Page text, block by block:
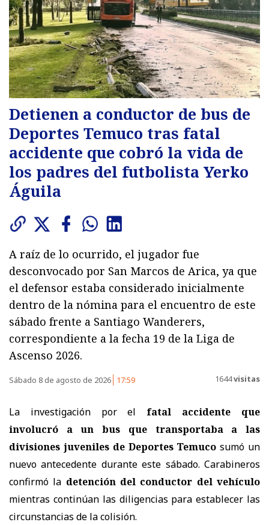
Detienen a conductor de bus de
Deportes Temuco tras fatal
accidente que cobró la vida de
los padres del futbolista Yerko
Águila
A raíz de lo ocurrido, el jugador fue
desconvocado por San Marcos de Arica, ya que
el defensor estaba considerado inicialmente
dentro de la nómina para el encuentro de este
sábado frente a Santiago Wanderers,
correspondiente a la fecha 19 de la Liga de
Ascenso 2026.
Sábado 8 de agosto de 2026 17:59 1644visitas
La investigación por el fatal accidente que
involucró a un bus que transportaba a las
divisiones juveniles de Deportes Temuco sumó un
nuevo antecedente durante este sábado. Carabineros
confirmó la detención del conductor del vehículo
mientras continúan las diligencias para establecer las
circunstancias de la colisión.